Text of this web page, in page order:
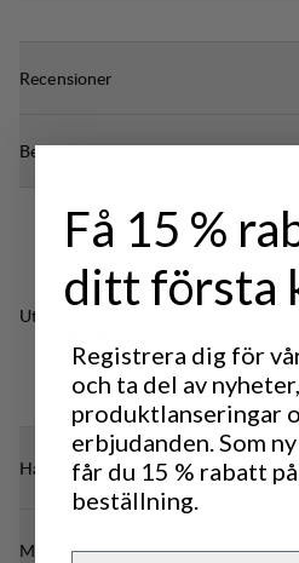
25 mm midjeband med
Recensioner
Behöver du hjälp?
Utmärkt för
TREKKING
Hållbarhetsegenskaper
Material
Få 15 %
ditt första
Registrera dig för
och ta del av nyheter,
produktlanseringar
erbjudanden. Som
får du 15 % rabatt
beställning.